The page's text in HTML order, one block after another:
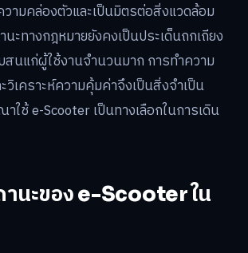
วามคล่องตัวและเป็นมิตรต่อสิ่งแวดล้อม
ะทางกฎหมายยังคงเป็นประเด็นถกเถียง
สนแก่ผู้ใช้งานจำนวนมาก การทำความ
วิเคราะห์ความคุ้มค่าจึงเป็นสิ่งจำเป็น
ช้ e-Scooter เป็นทางเลือกในการเดิน
นะของ e-Scooter ใน